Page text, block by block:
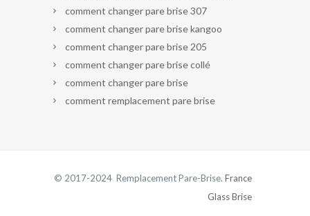
comment changer pare brise 307
comment changer pare brise kangoo
comment changer pare brise 205
comment changer pare brise collé
comment changer pare brise
comment remplacement pare brise
© 2017-2024 Remplacement Pare-Brise. France
Glass Brise